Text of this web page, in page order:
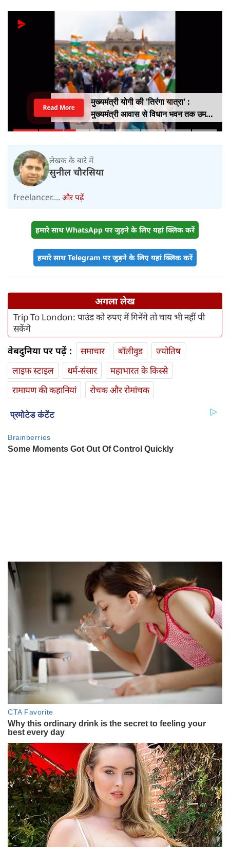
मुख्यमंत्री योगी की 'तिरंगा यात्रा' :
मुख्यमंत्री आवास से विधान भवन तक उमड़ा
युवाओं का सैलाब
Read More
लेखक के बारे में
सुनील चौरसिया
freelancer.... और पढ़ें
हमारे साथ WhatsApp पर जुड़ने के लिए यहां क्लिक करें
हमारे साथ Telegram पर जुड़ने के लिए यहां क्लिक करें
अगला लेख
Trip To London: पाउंड को रुपए में गिनेंगे तो चाय भी नहीं पी
सकेंगे
वेबदुनिया पर पढ़ें : समाचार बॉलीवुड
ज्योतिष
लाइफ स्‍टाइल
धर्म-संसार
महाभारत के किस्से
रामायण की कहानियां
रोचक और रोमांचक